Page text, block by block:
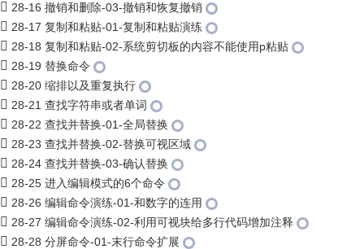
28-16 撤销和删除-03-撤销和恢复撤销
28-17 复制和粘贴-01-复制和粘贴演练
28-18 复制和粘贴-02-系统剪切板的内容不能使用p粘贴
28-19 替换命令
28-20 缩排以及重复执行
28-21 查找字符串或者单词
28-22 查找并替换-01-全局替换
28-23 查找并替换-02-替换可视区域
28-24 查找并替换-03-确认替换
28-25 进入编辑模式的6个命令
28-26 编辑命令演练-01-和数字的连用
28-27 编辑命令演练-02-利用可视块给多行代码增加注释
28-28 分屏命令-01-末行命令扩展